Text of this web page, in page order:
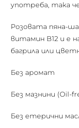
употреба, така
Розовата пяна-
витамин B12 и е
багрила или
Без аромат
Без мазнини (Oil-
Без етерични